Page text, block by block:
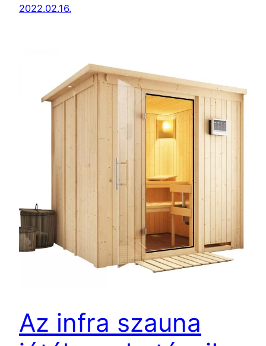
2022.02.16.
Az infra szauna